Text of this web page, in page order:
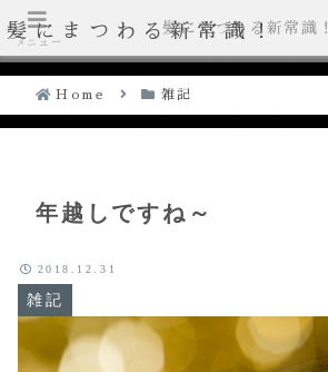
髪にまつわる新常識！
Home 雑記
年越しですね～
雑記
2018.12.31
メニュー
髪にまつわる新常識！